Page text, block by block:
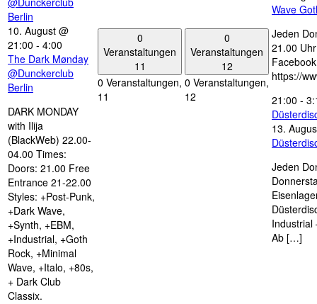
Berlin
10. August @
21:00 - 4:00
The Dark Mønday
@Dunckerclub
Berlin
DARK MONDAY
with Ilija
(BlackWeb) 22.00-
04.00 Times:
Doors: 21.00 Free
Entrance 21-22.00
Styles: +Post-Punk,
+Dark Wave,
+Synth, +EBM,
+Industrial, +Goth
Rock, +Minimal
Wave, +Italo, +80s,
+ Dark Club
Classix.
0
Veranstaltungen
11
0 Veranstaltungen,
11
0
Veranstaltungen
12
0 Veranstaltungen,
12
Wave
Jeden
21.00
https://
21:00 -
13.
Jeden
Industrial
Ab […]